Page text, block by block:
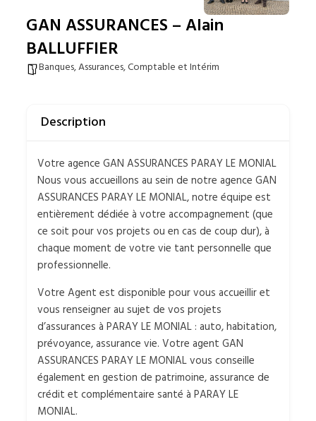
GAN ASSURANCES – Alain
BALLUFFIER
Banques, Assurances, Comptable et Intérim
Description
Votre agence GAN ASSURANCES PARAY LE MONIAL
Nous vous accueillons au sein de notre agence GAN
ASSURANCES PARAY LE MONIAL, notre équipe est
entièrement dédiée à votre accompagnement (que
ce soit pour vos projets ou en cas de coup dur), à
chaque moment de votre vie tant personnelle que
professionnelle.
Votre Agent est disponible pour vous accueillir et
vous renseigner au sujet de vos projets
d’assurances à PARAY LE MONIAL : auto, habitation,
prévoyance, assurance vie. Votre agent GAN
ASSURANCES PARAY LE MONIAL vous conseille
également en gestion de patrimoine, assurance de
crédit et complémentaire santé à PARAY LE
MONIAL.